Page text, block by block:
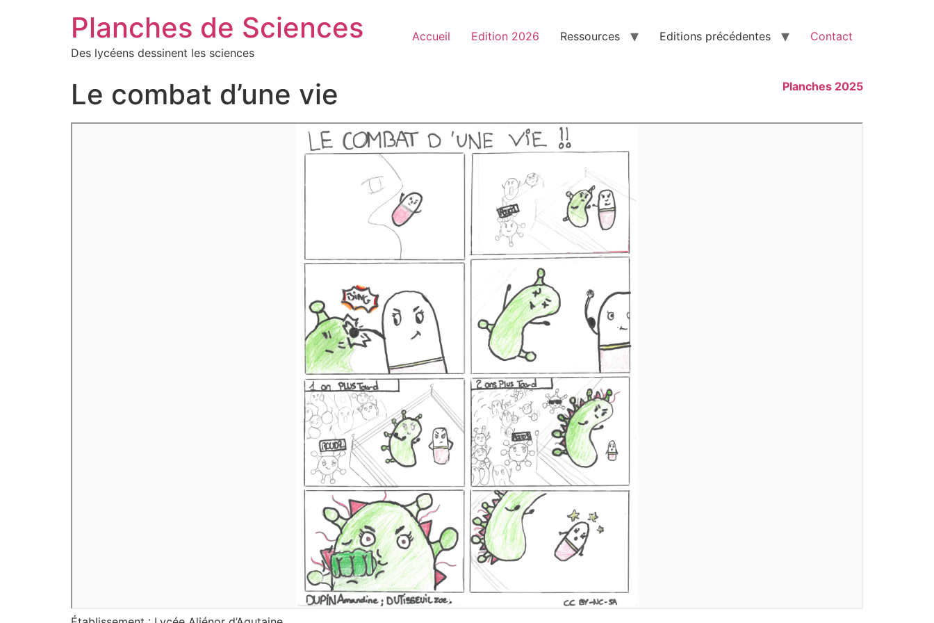
Planches de Sciences
Des lycéens dessinent les sciences
Accueil Edition 2026 Ressources Editions précédentes Contact
Planches 2025
Le combat d’une vie